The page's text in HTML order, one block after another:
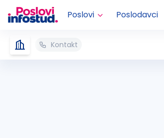
Poslovi Poslodavci
Kontakt